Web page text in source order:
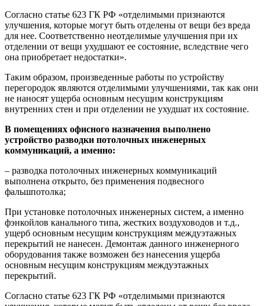
Согласно статье 623 ГК РФ «отделимыми признаются
улучшения, которые могут быть отделены от вещи без вреда
для нее. Соответственно неотделимые улучшения при их
отделении от вещи ухудшают ее состояние, вследствие чего
она приобретает недостатки».
Таким образом, произведенные работы по устройству
перегородок являются отделимыми улучшениями, так как они
не наносят ущерба основным несущим конструкциям
внутренних стен и при отделении не ухудшат их состояние.
В помещениях офисного назначения выполнено
устройство разводки потолочных инженерных
коммуникаций, а именно:
– разводка потолочных инженерных коммуникаций
выполнена открыто, без применения подвесного
фальшпотолка;
При установке потолочных инженерных систем, а именно
фэнкойлов канального типа, жестких воздуховодов и т.д.,
ущерб основным несущим конструкциям междуэтажных
перекрытий не нанесен. Демонтаж данного инженерного
оборудования также возможен без нанесения ущерба
основным несущим конструкциям междуэтажных
перекрытий.
Согласно статье 623 ГК РФ «отделимыми признаются